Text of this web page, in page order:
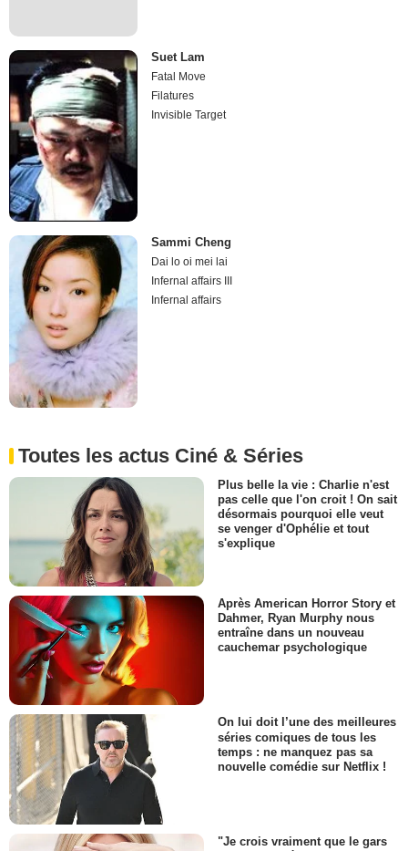
Suet Lam
Fatal Move
Filatures
Invisible Target
Sammi Cheng
Dai lo oi mei lai
Infernal affairs III
Infernal affairs
Toutes les actus Ciné & Séries
Plus belle la vie : Charlie n'est
pas celle que l'on croit ! On sait
désormais pourquoi elle veut
se venger d'Ophélie et tout
s'explique
Après American Horror Story et
Dahmer, Ryan Murphy nous
entraîne dans un nouveau
cauchemar psychologique
On lui doit l’une des meilleures
séries comiques de tous les
temps : ne manquez pas sa
nouvelle comédie sur Netflix !
"Je crois vraiment que le gars